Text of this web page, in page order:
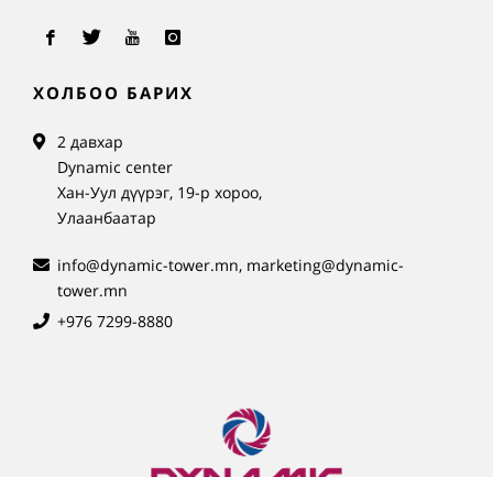
ХОЛБОО БАРИХ
2 давхар
Dynamic center
Хан-Уул дүүрэг, 19-р хороо,
Улаанбаатар
info@dynamic-tower.mn, marketing@dynamic-
tower.mn
+976 7299-8880